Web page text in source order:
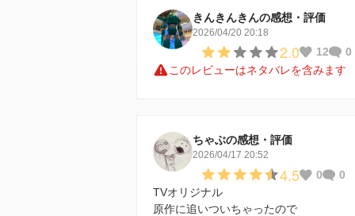
きんきんきんの感想・評価
2026/04/20 20:18
2.0 12
0
このレビューはネタバレを含みます
ちゃぶの感想・評価
2026/04/17 20:52
4.5 0
0
TVオリジナル
原作に追いついちゃったので